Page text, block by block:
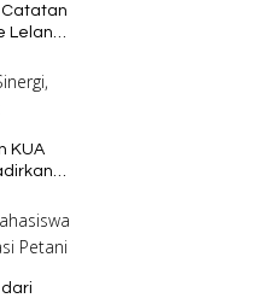
Catatan
Lelang
KUA